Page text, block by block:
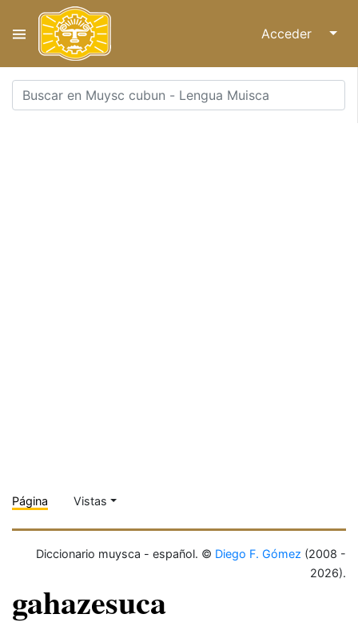
Acceder ↓
Página Vistas
Diccionario muysca - español. © Diego F. Gómez (2008 -
2026).
gahazesuca